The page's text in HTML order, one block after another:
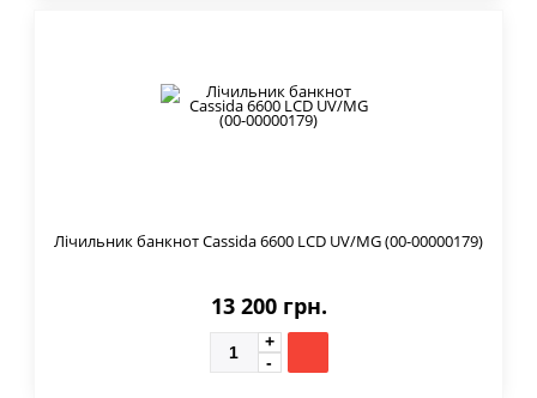
Лічильник банкнот Cassida 6600 LCD UV/MG (00-00000179)
13 200 грн.